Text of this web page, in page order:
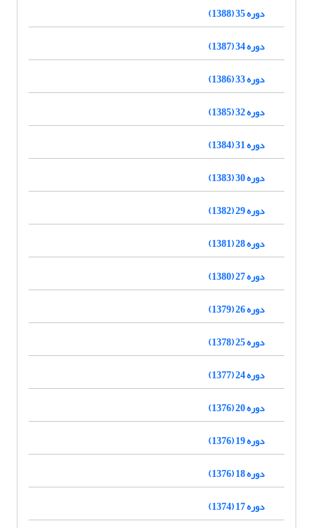
دوره 35 (1388)
دوره 34 (1387)
دوره 33 (1386)
دوره 32 (1385)
دوره 31 (1384)
دوره 30 (1383)
دوره 29 (1382)
دوره 28 (1381)
دوره 27 (1380)
دوره 26 (1379)
دوره 25 (1378)
دوره 24 (1377)
دوره 20 (1376)
دوره 19 (1376)
دوره 18 (1376)
دوره 17 (1374)